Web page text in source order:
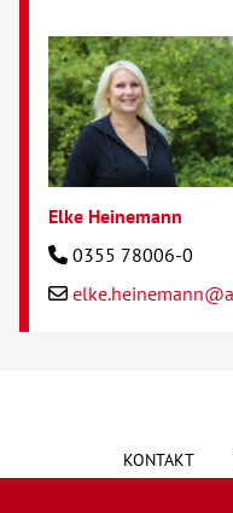
Elke Heinemann
0355 78006-0
KONTAKT